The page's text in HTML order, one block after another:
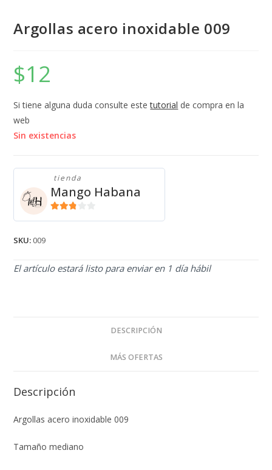
Argollas acero inoxidable 009
$12
Si tiene alguna duda consulte estetutorial de compra en la
web
Sin existencias
tienda
Mango Habana
SKU: 009
El artículo estará listo para enviar en 1 día hábil
DESCRIPCIÓN
MÁS OFERTAS
Descripción
Argollas acero inoxidable 009
Tamaño mediano